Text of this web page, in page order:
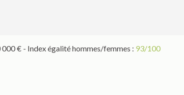
€ - Index égalité hommes/femmes : 93/100